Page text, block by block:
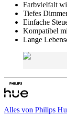
Farbvielfalt
Tiefes
Einfache
Kompatibel
Lange
Alles von Philips